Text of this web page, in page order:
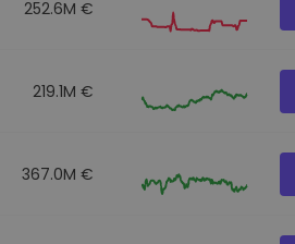
252.6M €
219.1M €
367.0M €